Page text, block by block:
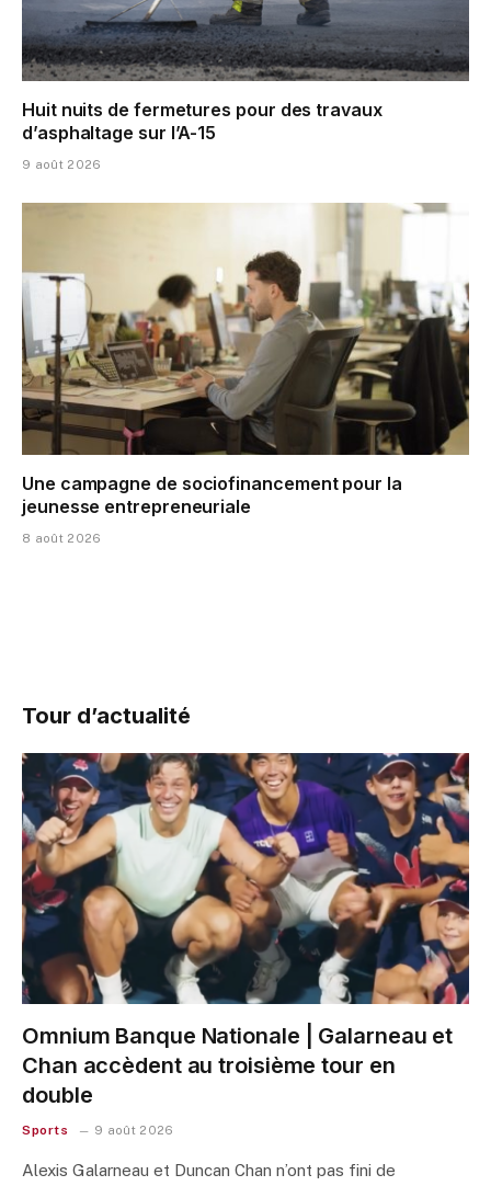
Huit nuits de fermetures pour des travaux
d’asphaltage sur l’A-15
9 août 2026
Une campagne de sociofinancement pour la
jeunesse entrepreneuriale
8 août 2026
Tour d’actualité
Omnium Banque Nationale | Galarneau et
Chan accèdent au troisième tour en
double
Sports 9 août 2026
Alexis Galarneau et Duncan Chan n’ont pas fini de